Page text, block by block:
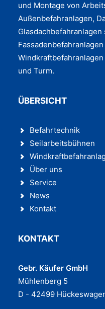
und Montage von
Außenbefahranlagen,
Glasdachbefahranlagen
und Turm.
ÜBERSICHT
Befahrtechnik
Seilarbeitsbühnen
Über uns
Service
News
Kontakt
KONTAKT
Gebr. Käufer GmbH
Mühlenberg 5
D - 42499